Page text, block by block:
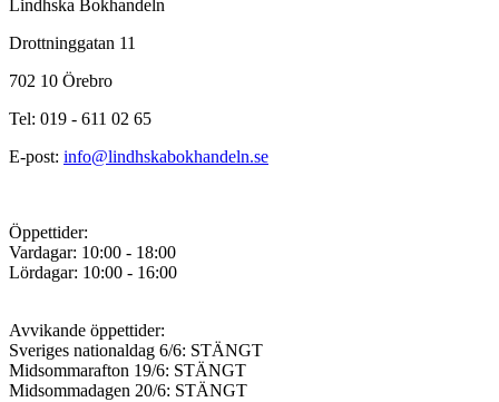
Lindhska Bokhandeln
Drottninggatan 11
702 10 Örebro
Tel: 019 - 611 02 65
E-post: info@lindhskabokhandeln.se
Öppettider:
Vardagar: 10:00 - 18:00
Lördagar: 10:00 - 16:00
Avvikande öppettider:
Sveriges nationaldag 6/6: STÄNGT
Midsommarafton 19/6: STÄNGT
Midsommadagen 20/6: STÄNGT